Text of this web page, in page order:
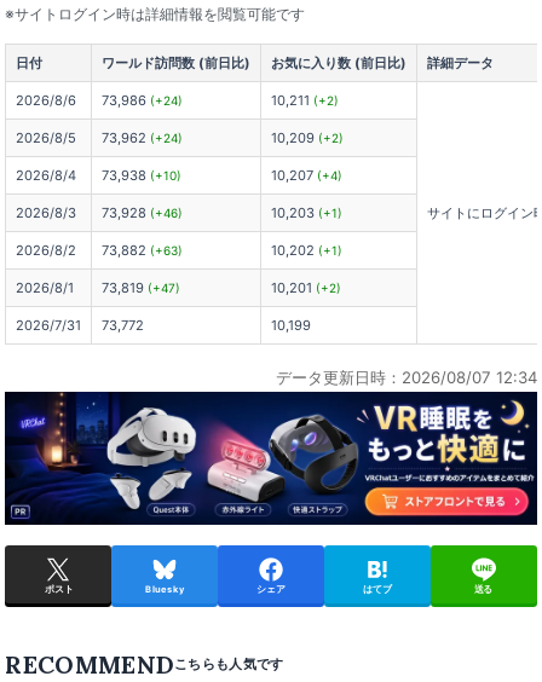
※サイトログイン時は詳細情報を閲覧可能です
日付 ワールド訪問数 (前日比) お気に入り数 (前日比) 詳細データ
2026/8/6 73,986 (+24) 10,211 (+2)
サイトにログイン
2026/8/5 73,962 (+24) 10,209 (+2)
2026/8/4 73,938 (+10) 10,207 (+4)
2026/8/3 73,928 (+46) 10,203 (+1)
2026/8/2 73,882 (+63) 10,202 (+1)
2026/8/1 73,819 (+47) 10,201 (+2)
2026/7/31 73,772 10,199
データ更新日時：2026/08/07 12:34
ポスト Bluesky シェア はてブ 送る
RECOMMEND